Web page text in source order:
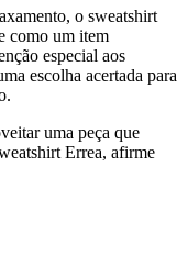
o sweatshirt
como um item
especial aos
escolha acertada para
uma peça que
Errea, afirme